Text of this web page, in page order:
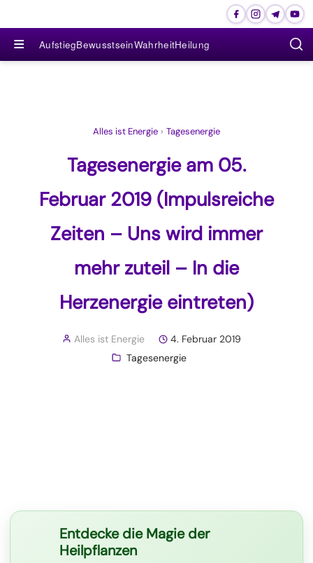
≡ AufstiegBewusstseinWahrheitHeilung
Alles ist Energie › Tagesenergie
Tagesenergie am 05.
Februar 2019 (Impulsreiche
Zeiten – Uns wird immer
mehr zuteil – In die
Herzenergie eintreten)
Alles ist Energie
4. Februar 2019
Tagesenergie
Entdecke die Magie der
Heilpflanzen